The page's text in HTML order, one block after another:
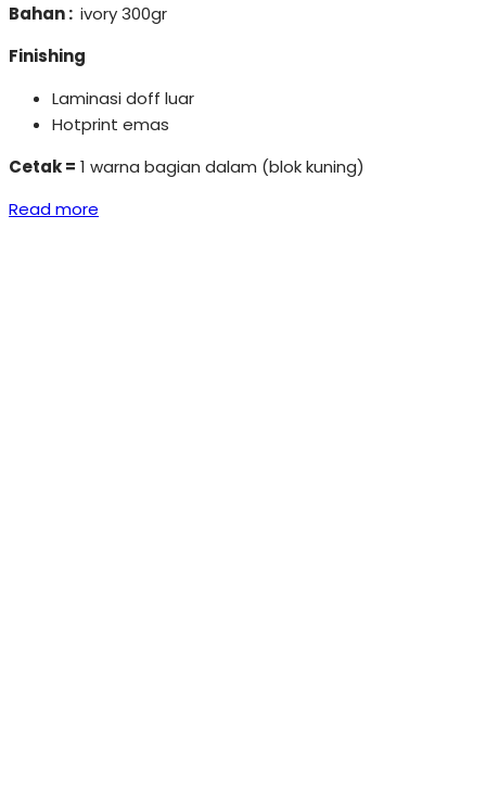
Bahan : ivory 300gr
Finishing
Laminasi doff luar
Hotprint emas
Cetak = 1 warna bagian dalam (blok kuning)
Read more